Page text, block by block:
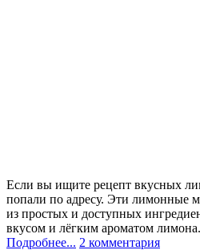
Если вы ищите рецепт вкусных
попали по адресу. Эти лимонные
из простых и доступных
вкусом и лёгким ароматом лимона.
Подробнее... 2 комментария